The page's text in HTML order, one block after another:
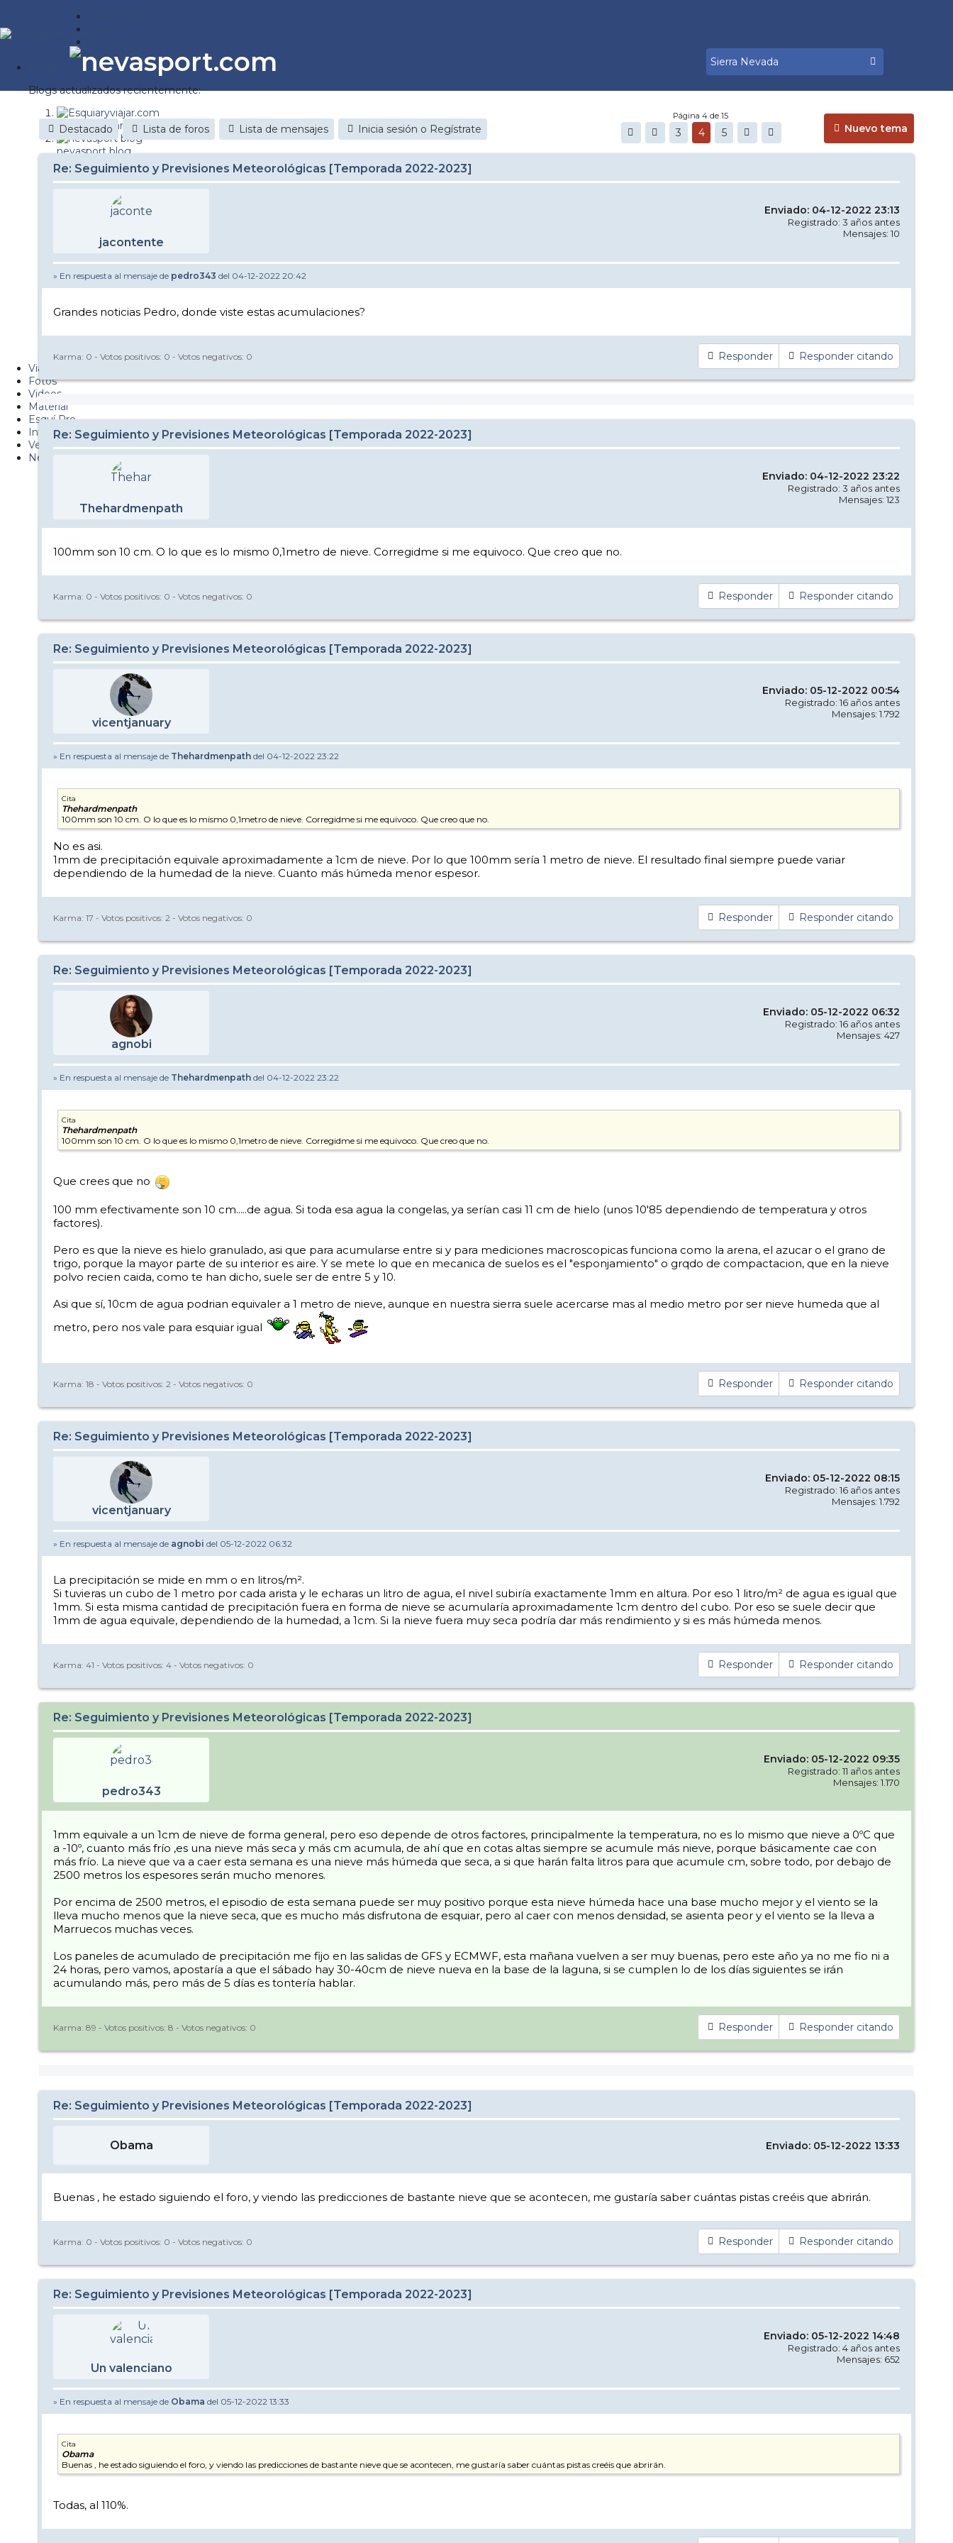
Reportajes
Blogs actualizados recientemente:
Esquiaryviajar.com
nevasport blog
Discovery Snow
Nevasport Chile
PUCAF - Blog
Viajes
Fotos
Videos
Material
Esquí Pro
Infonieve
Verano
Nevalog
Nuevo tema
Destacado Lista de foros Lista de mensajes Inicia sesión o Regístrate
Página 4 de 15
3 4 5
Re: Seguimiento y Previsiones Meteorológicas [Temporada 2022-2023]
jacontente
Enviado: 04-12-2022 23:13
Registrado: 3 años antes
Mensajes: 10
» En respuesta al mensaje de pedro343 del 04-12-2022 20:42
Grandes noticias Pedro, donde viste estas acumulaciones?
Responder Responder citando
Karma: 0 - Votos positivos: 0 - Votos negativos: 0
Re: Seguimiento y Previsiones Meteorológicas [Temporada 2022-2023]
Thehardmenpath
Enviado: 04-12-2022 23:22
Registrado: 3 años antes
Mensajes: 123
100mm son 10 cm. O lo que es lo mismo 0,1metro de nieve. Corregidme si me equivoco. Que creo que no.
Responder Responder citando
Karma: 0 - Votos positivos: 0 - Votos negativos: 0
Re: Seguimiento y Previsiones Meteorológicas [Temporada 2022-2023]
vicentjanuary
Enviado: 05-12-2022 00:54
Registrado: 16 años antes
Mensajes: 1.792
» En respuesta al mensaje de Thehardmenpath del 04-12-2022 23:22
Cita
Thehardmenpath
100mm son 10 cm. O lo que es lo mismo 0,1metro de nieve. Corregidme si me equivoco. Que creo que no.
No es asi.
1mm de precipitación equivale aproximadamente a 1cm de nieve. Por lo que 100mm sería 1 metro de nieve. El resultado final siempre puede variar
dependiendo de la humedad de la nieve. Cuanto más húmeda menor espesor.
Responder Responder citando
Karma: 17 - Votos positivos: 2 - Votos negativos: 0
Re: Seguimiento y Previsiones Meteorológicas [Temporada 2022-2023]
agnobi
Enviado: 05-12-2022 06:32
Registrado: 16 años antes
Mensajes: 427
» En respuesta al mensaje de Thehardmenpath del 04-12-2022 23:22
Cita
Thehardmenpath
100mm son 10 cm. O lo que es lo mismo 0,1metro de nieve. Corregidme si me equivoco. Que creo que no.
Que crees que no
100 mm efectivamente son 10 cm.....de agua. Si toda esa agua la congelas, ya serían casi 11 cm de hielo (unos 10'85 dependiendo de temperatura y otros
factores).
Pero es que la nieve es hielo granulado, asi que para acumularse entre si y para mediciones macroscopicas funciona como la arena, el azucar o el grano de
trigo, porque la mayor parte de su interior es aire. Y se mete lo que en mecanica de suelos es el "esponjamiento" o grqdo de compactacion, que en la nieve
polvo recien caida, como te han dicho, suele ser de entre 5 y 10.
Asi que sí, 10cm de agua podrian equivaler a 1 metro de nieve, aunque en nuestra sierra suele acercarse mas al medio metro por ser nieve humeda que al
metro, pero nos vale para esquiar igual
Responder Responder citando
Karma: 18 - Votos positivos: 2 - Votos negativos: 0
Re: Seguimiento y Previsiones Meteorológicas [Temporada 2022-2023]
vicentjanuary
Enviado: 05-12-2022 08:15
Registrado: 16 años antes
Mensajes: 1.792
» En respuesta al mensaje de agnobi del 05-12-2022 06:32
La precipitación se mide en mm o en litros/m².
Si tuvieras un cubo de 1 metro por cada arista y le echaras un litro de agua, el nivel subiría exactamente 1mm en altura. Por eso 1 litro/m² de agua es igual que
1mm. Si esta misma cantidad de precipitación fuera en forma de nieve se acumularía aproximadamente 1cm dentro del cubo. Por eso se suele decir que
1mm de agua equivale, dependiendo de la humedad, a 1cm. Si la nieve fuera muy seca podría dar más rendimiento y si es más húmeda menos.
Responder Responder citando
Karma: 41 - Votos positivos: 4 - Votos negativos: 0
Re: Seguimiento y Previsiones Meteorológicas [Temporada 2022-2023]
pedro343
Enviado: 05-12-2022 09:35
Registrado: 11 años antes
Mensajes: 1.170
1mm equivale a un 1cm de nieve de forma general, pero eso depende de otros factores, principalmente la temperatura, no es lo mismo que nieve a 0ºC que
a -10º, cuanto más frío ,es una nieve más seca y más cm acumula, de ahí que en cotas altas siempre se acumule más nieve, porque básicamente cae con
más frío. La nieve que va a caer esta semana es una nieve más húmeda que seca, a si que harán falta litros para que acumule cm, sobre todo, por debajo de
2500 metros los espesores serán mucho menores.
Por encima de 2500 metros, el episodio de esta semana puede ser muy positivo porque esta nieve húmeda hace una base mucho mejor y el viento se la
lleva mucho menos que la nieve seca, que es mucho más disfrutona de esquiar, pero al caer con menos densidad, se asienta peor y el viento se la lleva a
Marruecos muchas veces.
Los paneles de acumulado de precipitación me fijo en las salidas de GFS y ECMWF, esta mañana vuelven a ser muy buenas, pero este año ya no me fio ni a
24 horas, pero vamos, apostaría a que el sábado hay 30-40cm de nieve nueva en la base de la laguna, si se cumplen lo de los días siguientes se irán
acumulando más, pero más de 5 días es tontería hablar.
Responder Responder citando
Karma: 89 - Votos positivos: 8 - Votos negativos: 0
Re: Seguimiento y Previsiones Meteorológicas [Temporada 2022-2023]
Obama Enviado: 05-12-2022 13:33
Buenas , he estado siguiendo el foro, y viendo las predicciones de bastante nieve que se acontecen, me gustaría saber cuántas pistas creéis que abrirán.
Responder Responder citando
Karma: 0 - Votos positivos: 0 - Votos negativos: 0
Re: Seguimiento y Previsiones Meteorológicas [Temporada 2022-2023]
Un valenciano
Enviado: 05-12-2022 14:48
Registrado: 4 años antes
Mensajes: 652
» En respuesta al mensaje de Obama del 05-12-2022 13:33
Cita
Obama
Buenas , he estado siguiendo el foro, y viendo las predicciones de bastante nieve que se acontecen, me gustaría saber cuántas pistas creéis que abrirán.
Todas, al 110%.